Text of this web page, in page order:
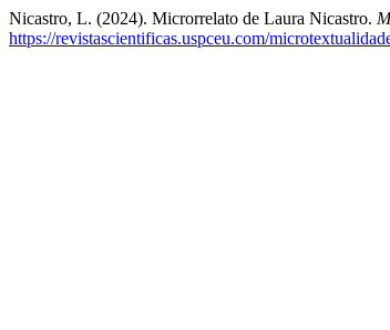
Nicastro, L. (2024). Microrrelato de Laura Nicastro.
https://revistascientificas.uspceu.com/